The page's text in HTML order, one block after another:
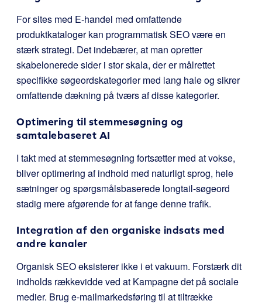
For sites med E-handel med omfattende
produktkataloger kan programmatisk SEO være en
stærk strategi. Det indebærer, at man opretter
skabelonerede sider i stor skala, der er målrettet
specifikke søgeordskategorier med lang hale og sikrer
omfattende dækning på tværs af disse kategorier.
Optimering til stemmesøgning og
samtalebaseret AI
I takt med at stemmesøgning fortsætter med at vokse,
bliver optimering af indhold med naturligt sprog, hele
sætninger og spørgsmålsbaserede longtail-søgeord
stadig mere afgørende for at fange denne trafik.
Integration af den organiske indsats med
andre kanaler
Organisk SEO eksisterer ikke i et vakuum. Forstærk dit
indholds rækkevidde ved at Kampagne det på sociale
medier. Brug e-mailmarkedsføring til at tiltrække